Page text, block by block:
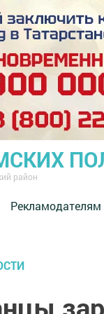
район
Рекламодателям